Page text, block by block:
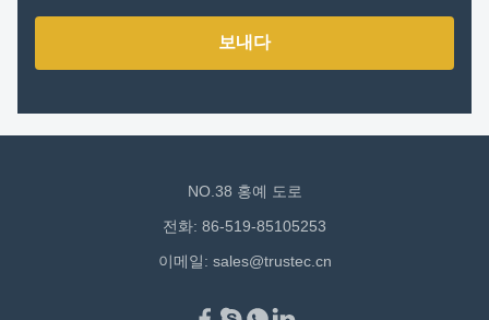
보내다
NO.38 홍예 도로
전화: 86-519-85105253
이메일: sales@trustec.cn